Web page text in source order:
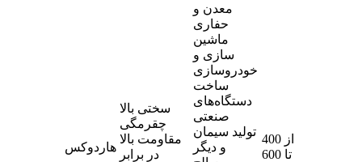
هاردوکس
سختی بالا
چقرمگی
مقاومت بالا
در برابر
معدن و
حفاری
ماشین‌
سازی و
خودروسازی
ساخت
دستگاه‌های
صنعتی
تولید سیمان
و دیگر
از 400
تا 600